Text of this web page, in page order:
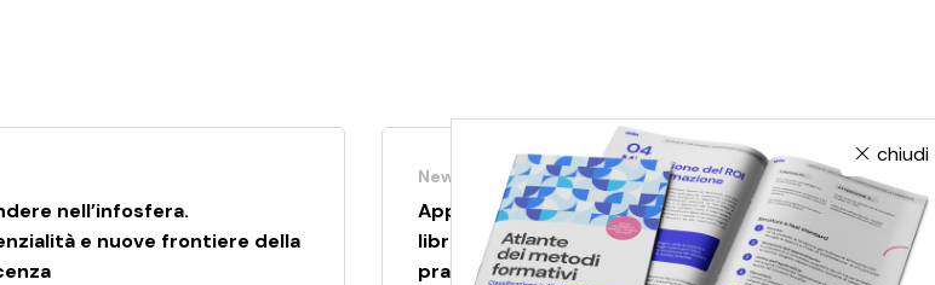
nell’infosfera.
e nuove frontiere della
News
Apprendere nell’infosfera: nel nuovo
libro di Franco Amicucci le best
practice per la transizione nella digital
chiudi